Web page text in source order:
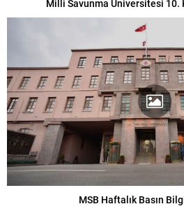
Milli Savunma Üniversitesi 10.
MSB Haftalık Basın